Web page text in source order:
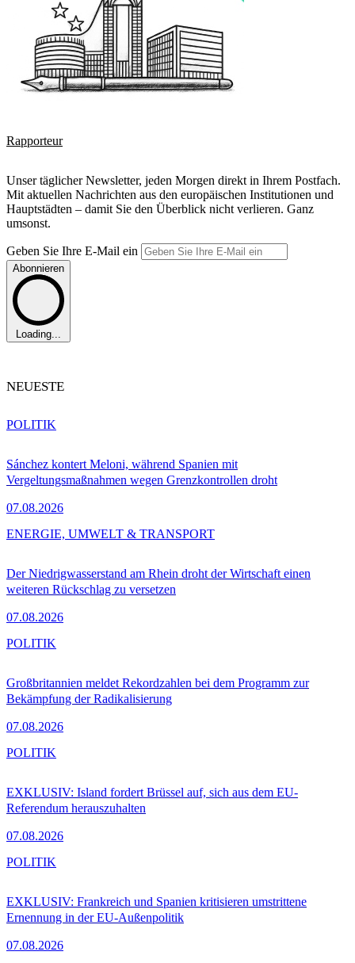
Rapporteur
Unser täglicher Newsletter, jeden Morgen direkt in Ihrem Postfach.
Mit aktuellen Nachrichten aus den europäischen Institutionen und
Hauptstädten – damit Sie den Überblick nicht verlieren. Ganz
umsonst.
Geben Sie Ihre E-Mail ein
Abonnieren
Loading...
NEUESTE
Sánchez kontert Meloni, während Spanien mit
Vergeltungsmaßnahmen wegen Grenzkontrollen droht
07.08.2026
POLITIK
Der Niedrigwasserstand am Rhein droht der Wirtschaft einen
weiteren Rückschlag zu versetzen
07.08.2026
ENERGIE, UMWELT & TRANSPORT
Großbritannien meldet Rekordzahlen bei dem Programm zur
Bekämpfung der Radikalisierung
07.08.2026
POLITIK
EXKLUSIV: Island fordert Brüssel auf, sich aus dem EU-
Referendum herauszuhalten
07.08.2026
POLITIK
EXKLUSIV: Frankreich und Spanien kritisieren umstrittene
Ernennung in der EU-Außenpolitik
07.08.2026
POLITIK